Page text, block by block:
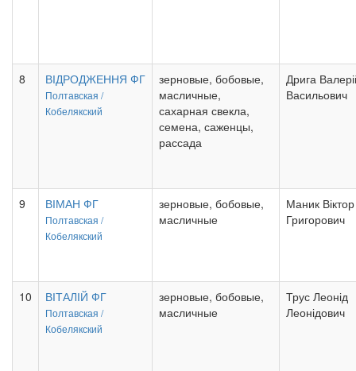
8 ВІДРОДЖЕННЯ ФГ
Полтавская /
Кобелякский
зерновые, бобовые,
масличные,
сахарная свекла,
семена, саженцы,
рассада
Дрига
Васильович
9 ВІМАН ФГ
Полтавская /
Кобелякский
зерновые, бобовые,
масличные
Маник Віктор
Григорович
10 ВІТАЛІЙ ФГ
Полтавская /
Кобелякский
зерновые, бобовые,
масличные
Трус Леонід
Леонідович